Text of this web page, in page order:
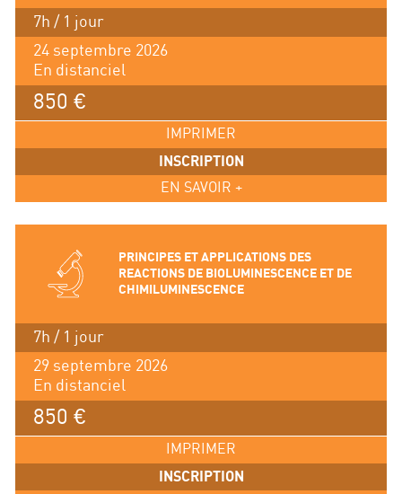
7h / 1 jour
24 septembre 2026
En distanciel
850 €
IMPRIMER
INSCRIPTION
EN SAVOIR +
PRINCIPES ET APPLICATIONS DES
REACTIONS DE BIOLUMINESCENCE ET DE
CHIMILUMINESCENCE
7h / 1 jour
29 septembre 2026
En distanciel
850 €
IMPRIMER
INSCRIPTION